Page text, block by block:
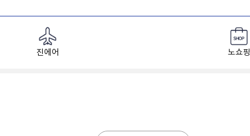
진에어 노쇼핑